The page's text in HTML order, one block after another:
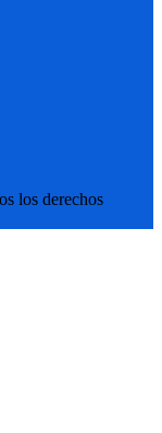
los derechos